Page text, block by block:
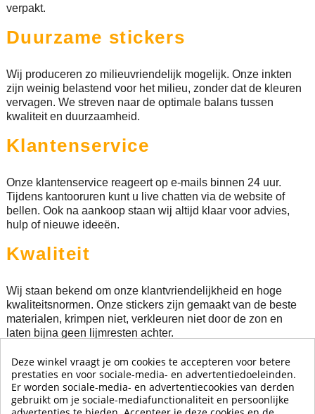
verpakt.
Duurzame stickers
Wij produceren zo milieuvriendelijk mogelijk. Onze inkten
zijn weinig belastend voor het milieu, zonder dat de kleuren
vervagen. We streven naar de optimale balans tussen
kwaliteit en duurzaamheid.
Klantenservice
Onze klantenservice reageert op e-mails binnen 24 uur.
Tijdens kantooruren kunt u live chatten via de website of
bellen. Ook na aankoop staan wij altijd klaar voor advies,
hulp of nieuwe ideeën.
Kwaliteit
Wij staan bekend om onze klantvriendelijkheid en hoge
kwaliteitsnormen. Onze stickers zijn gemaakt van de beste
materialen, krimpen niet, verkleuren niet door de zon en
laten bijna geen lijmresten achter.
Meer weten over onze geschiedenis?
Lees hier verder!
Deze winkel vraagt je om cookies te accepteren voor betere
prestaties en voor sociale-media- en advertentiedoeleinden.
Er worden sociale-media- en advertentiecookies van derden
gebruikt om je sociale-mediafunctionaliteit en persoonlijke